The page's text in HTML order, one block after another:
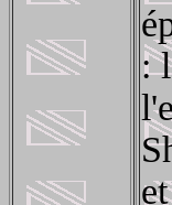
: